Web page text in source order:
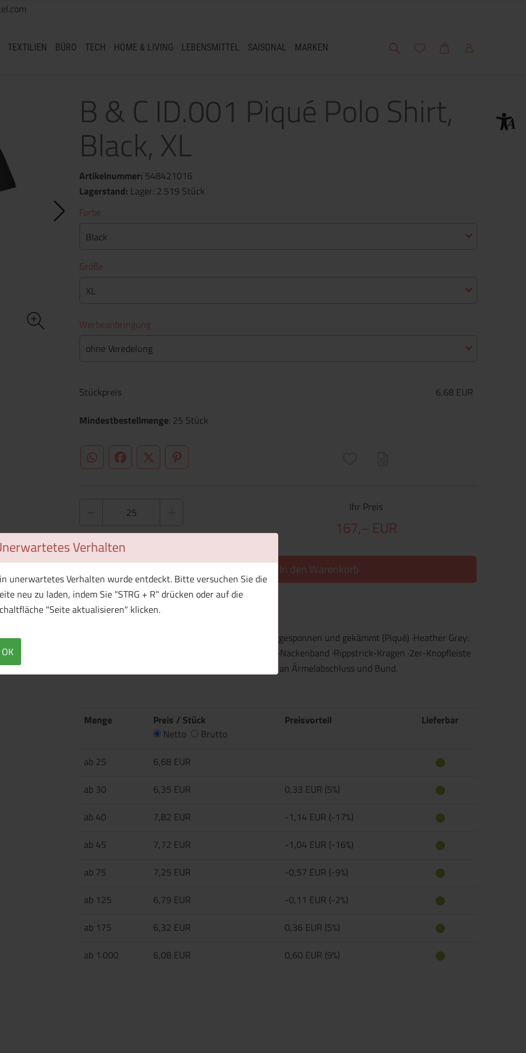
Verhalten
unerwartetes Verhalten wurde entdeckt. Bitte versuchen Sie die
neu zu laden, indem Sie "STRG + R" drücken oder auf die
"Seite aktualisieren" klicken.
OK
TEXTILIEN BÜRO TECH HOME & LIVING LEBENSMITTEL SAISONAL MARKEN Suche Meine Wunschliste
WarenkorbMein Account
B & C ID.001 Piqué Polo Shirt,
Black, XL
Artikelnummer: 548421016
Lagerstand: Lager: 2.519 Stück
Farbe
Black
Größe
XL
Werbeanbringung
ohne Veredelung
Stückpreis
6,68 EUR
Mindestbestellmenge: 25 Stück
WhatsApp (#[creator\plugin\share\core\structs\SocialSharingServiceSettings]:only_chrome#)
FacebookTwitter (#[creator\plugin\share\core\structs\SocialSharingServiceSettings]:formaly_twitter#)
Pinterest
Ihr Preis
167,– EUR
In den Warenkorb
Überblick Technische Daten
·180 g/m² ·100% Baumwolle, vorgeschrumpft, ringgesponnen und gekämmt (Piqué) ·Heather Grey:
90% Baumwolle, 10% Vikose ·Einlaufvorbehandelt ·Nackenband ·Rippstrick-Kragen ·2er-Knopfleiste
mit Ton-in-Ton Knöpfen ·Seitennähte ·Doppelnaht an Ärmelabschluss und Bund.
Menge
Preis / Stück
Netto
Brutto
Preisvorteil Lieferbar
ab 25
6,68 EUR
ab 30
6,35 EUR
0,33 EUR (5%)
ab 40
7,82 EUR
-1,14 EUR (-17%)
ab 45
7,72 EUR
-1,04 EUR (-16%)
ab 75
7,25 EUR
-0,57 EUR (-9%)
ab 125
6,79 EUR
-0,11 EUR (-2%)
ab 175
6,32 EUR
0,36 EUR (5%)
ab 1.000
6,08 EUR 0,60 EUR (9%)